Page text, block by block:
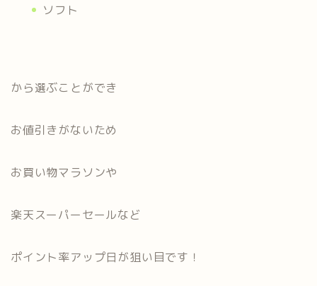
ソフト
から選ぶことができ
お値引きがないため
お買い物マラソンや
楽天スーパーセールなど
ポイント率アップ日が狙い目です！